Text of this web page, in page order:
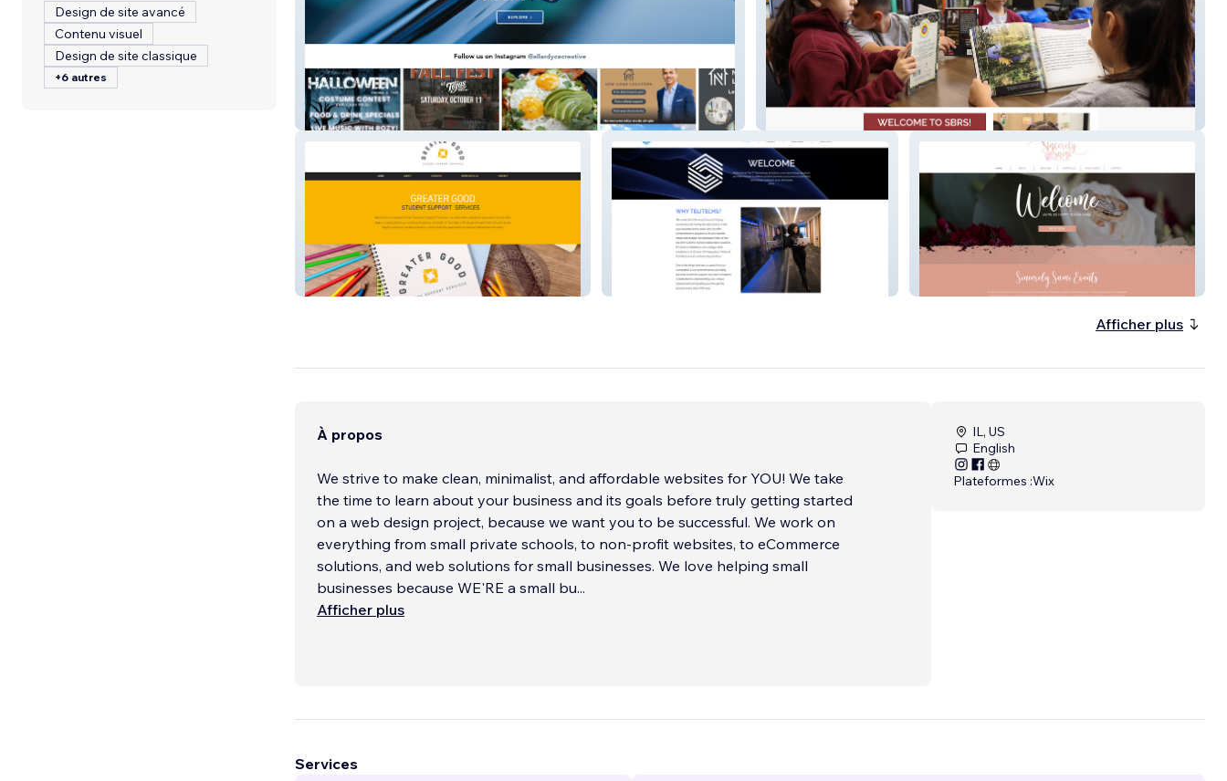
Design de site avancé
Contenu visuel
Design de site classique
+6 autres
Allardyce Creative St Bruno Richard
Greater Good SincerelySamiEvents
Afficher plus
À propos
We strive to make clean, minimalist, and affordable websites for YOU! We take
the time to learn about your business and its goals before truly getting started
on a web design project, because we want you to be successful. We work on
everything from small private schools, to non-profit websites, to eCommerce
solutions, and web solutions for small businesses. We love helping small
businesses because WE'RE a small bu...
Afficher plus
IL, US
English
Plateformes :Wix
Services